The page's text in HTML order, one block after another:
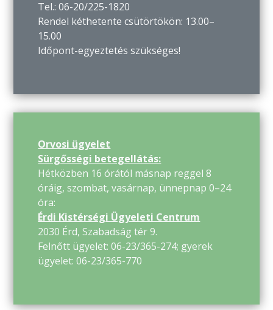
Tel.: 06-20/225-1820
Rendel kéthetente csütörtökön: 13.00–
15.00
Időpont-egyeztetés szükséges!
Orvosi ügyelet
Sürgősségi betegellátás:
Hétközben 16 órától másnap reggel 8
óráig, szombat, vasárnap, ünnepnap 0–24
óra:
Érdi Kistérségi Ügyeleti Centrum
2030 Érd, Szabadság tér 9.
Felnőtt ügyelet: 06-23/365-274; gyerek
ügyelet: 06-23/365-770